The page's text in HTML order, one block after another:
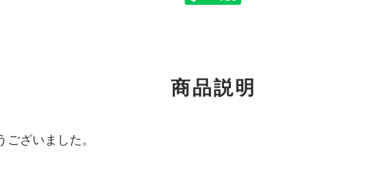
商品説明
ざいました。